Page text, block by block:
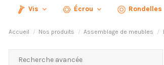
Vis Écrou Rondelles
Accueil Nos produits Assemblage de meubles
Recherche avancée